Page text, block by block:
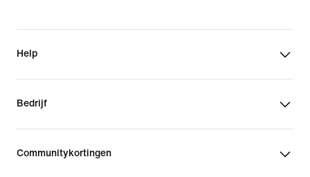
Help
Bedrijf
Communitykortingen